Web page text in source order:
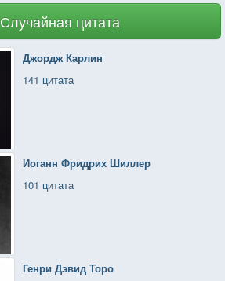
Случайная цитата
Джордж Карлин
141 цитата
Иоганн Фридрих Шиллер
101 цитата
Генри Дэвид Торо